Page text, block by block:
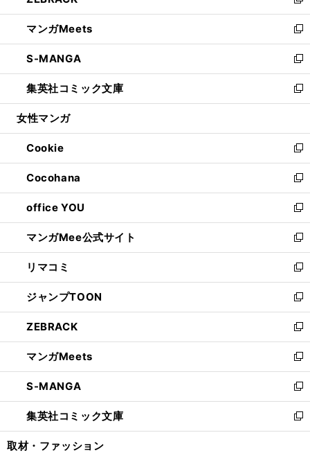
開
く
ウ
で
開
く
ン
ド
ウ
で
開
く
ウ
ィ
ン
ド
ウ
で
開
し
い
ウ
ィ
ン
ド
ウ
開
く
マンガMeets
新
し
い
ウ
ィ
ン
ウ
で
開
く
S-MANGA
新
し
い
ウ
ン
ド
ウ
で
開
く
集英社コミック文庫
新
し
ウ
ィ
ン
ド
ウ
で
開
く
女性マンガ
Cookie
新
し
い
ウ
ィ
ン
ド
ウ
で
開
く
Cocohana
新
し
い
ウ
ィ
ン
ド
ウ
で
開
く
office YOU
新
し
い
ウ
ィ
ン
ド
ウ
で
開
く
マンガMee公式サイト
新
し
い
ウ
ィ
ン
ド
ウ
で
開
く
リマコミ
新
し
い
ウ
ィ
ン
ド
ウ
で
開
く
ジャンプTOON
新
し
い
ウ
ィ
ン
ド
ウ
で
開
ZEBRACK
新
し
い
ウ
ィ
ン
ド
ウ
マンガMeets
新
し
い
ウ
ィ
ン
S-MANGA
新
し
い
ウ
集英社コミック文庫
新
し
取材・ファッション